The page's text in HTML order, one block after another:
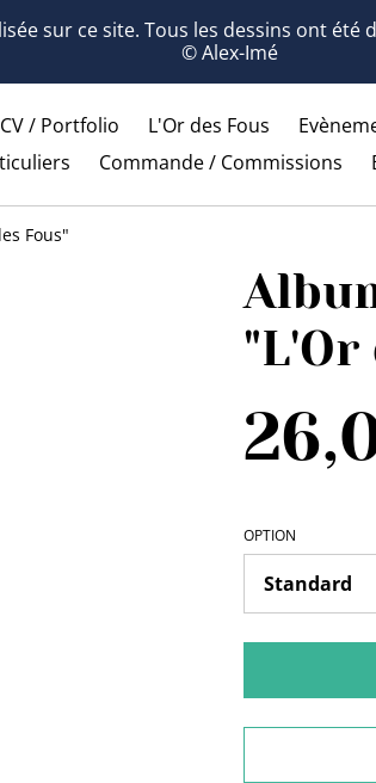
sur ce site. Tous les dessins ont été
© Alex-Imé
/ Portfolio L'Or des Fous
Commande / Commissions
Fous"
"L'Or
OPTION